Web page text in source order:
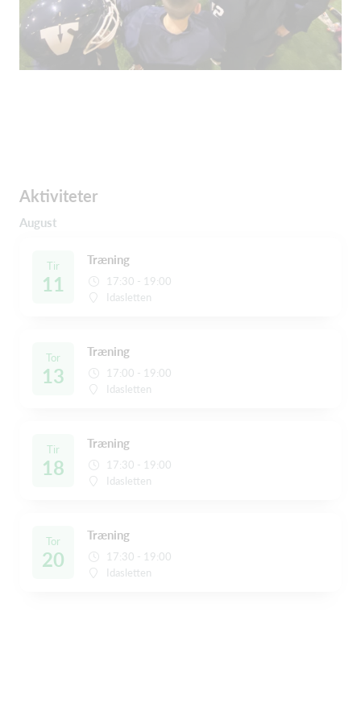
Aktiviteter
August
Tir
11
Træning
17:30 - 19:00
Idasletten
Tor
13
Træning
17:00 - 19:00
Idasletten
Tir
18
Træning
17:30 - 19:00
Idasletten
Tor
20
Træning
17:30 - 19:00
Idasletten